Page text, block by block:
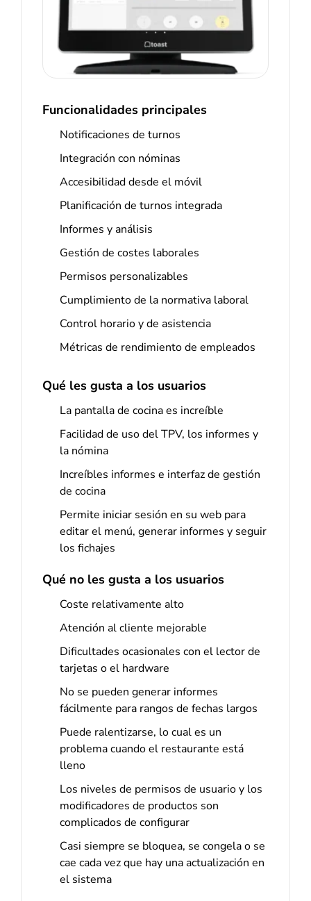
Funcionalidades principales
Notificaciones de turnos
Integración con nóminas
Accesibilidad desde el móvil
Planificación de turnos integrada
Informes y análisis
Gestión de costes laborales
Permisos personalizables
Cumplimiento de la normativa laboral
Control horario y de asistencia
Métricas de rendimiento de empleados
Qué les gusta a los usuarios
La pantalla de cocina es increíble
Facilidad de uso del TPV, los informes y
la nómina
Increíbles informes e interfaz de gestión
de cocina
Permite iniciar sesión en su web para
editar el menú, generar informes y seguir
los fichajes
Qué no les gusta a los usuarios
Coste relativamente alto
Atención al cliente mejorable
Dificultades ocasionales con el lector de
tarjetas o el hardware
No se pueden generar informes
fácilmente para rangos de fechas largos
Puede ralentizarse, lo cual es un
problema cuando el restaurante está
lleno
Los niveles de permisos de usuario y los
modificadores de productos son
complicados de configurar
Casi siempre se bloquea, se congela o se
cae cada vez que hay una actualización en
el sistema